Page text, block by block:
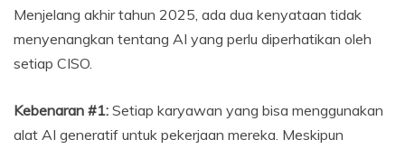
Menjelang akhir tahun 2025, ada dua kenyataan tidak
menyenangkan tentang AI yang perlu diperhatikan oleh
setiap CISO.
Kebenaran #1: Setiap karyawan yang bisa menggunakan
alat AI generatif untuk pekerjaan mereka. Meskipun